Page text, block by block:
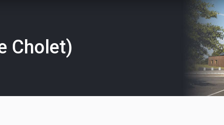
Cholet)